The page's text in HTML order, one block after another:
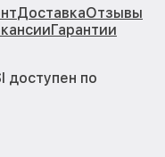
ДоставкаОтзывы
Гарантии
доступен по